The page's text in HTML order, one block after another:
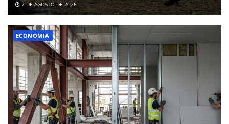
7 DE AGOSTO DE 2026
ECONOMIA